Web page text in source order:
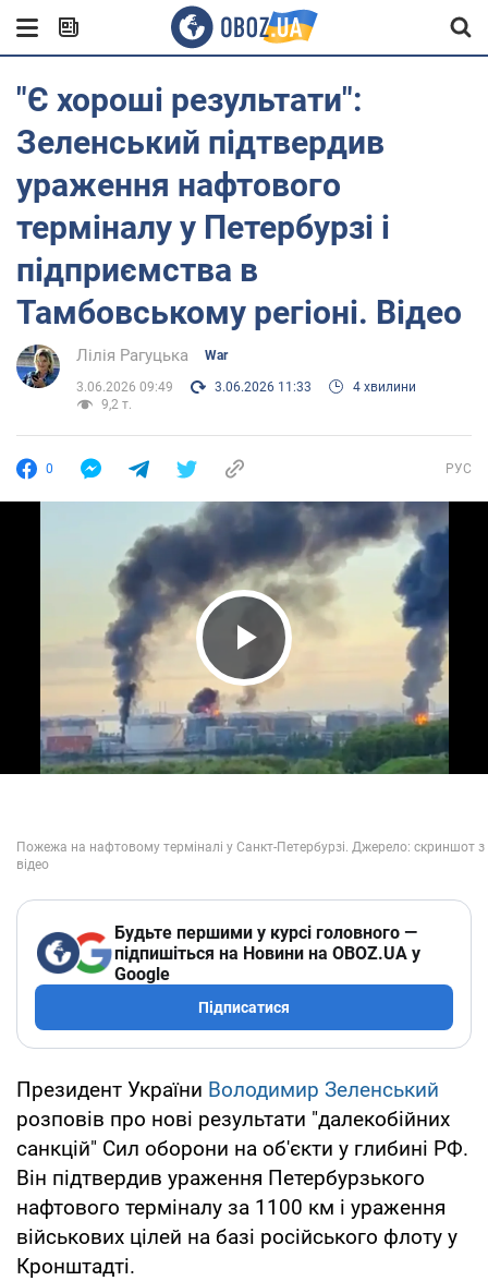
"Є хороші результати":
Зеленський підтвердив
ураження нафтового
терміналу у Петербурзі і
підприємства в
Тамбовському регіоні. Відео
Лілія Рагуцька War
3.06.2026 09:49 3.06.2026 11:33
4 хвилини
9,2 т.
0 РУС
Play Video
Будьте першими у курсі головного —
підпишіться на Новини на OBOZ.UA у
Google
Підписатися
Президент України Володимир Зеленський
розповів про нові результати "далекобійних
санкцій" Сил оборони на об'єкти у глибині РФ.
Він підтвердив ураження Петербурзького
нафтового терміналу за 1100 км і ураження
військових цілей на базі російського флоту у
Кронштадті.